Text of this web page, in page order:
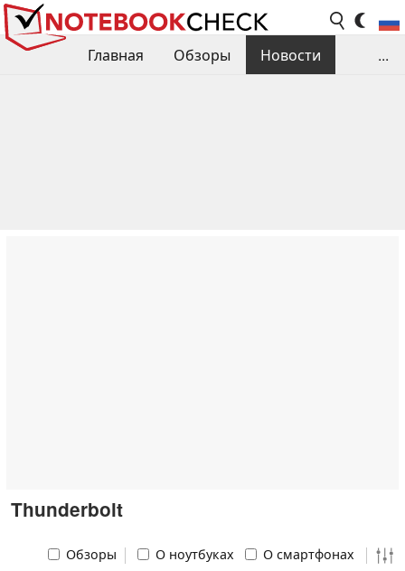
Главная Обзоры
Новости
...
Thunderbolt
Обзоры О ноутбуках О смартфонах